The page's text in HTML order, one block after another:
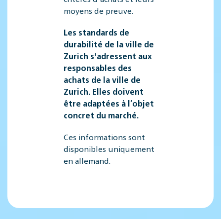
moyens de preuve.
Les standards de
durabilité de la ville de
Zurich s'adressent aux
responsables des
achats de la ville de
Zurich. Elles doivent
être adaptées à l’objet
concret du marché.
Ces informations sont
disponibles uniquement
en allemand.